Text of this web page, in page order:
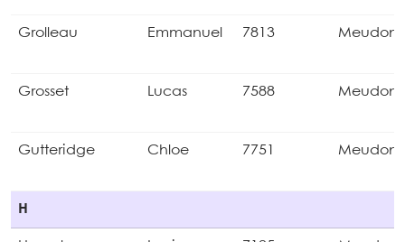
Grolleau Emmanuel 7813 Meudon
Grosset Lucas 7588 Meudon
Gutteridge Chloe 7751 Meudon
H